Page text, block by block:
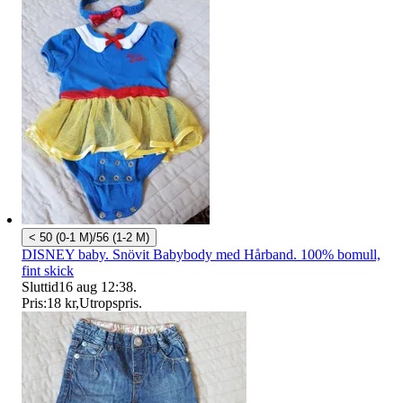
< 50 (0-1 M)/56 (1-2 M)
DISNEY baby. Snövit Babybody med Hårband. 100% bomull,
fint skick
Sluttid16 aug 12:38.
Pris:18 kr,Utropspris.